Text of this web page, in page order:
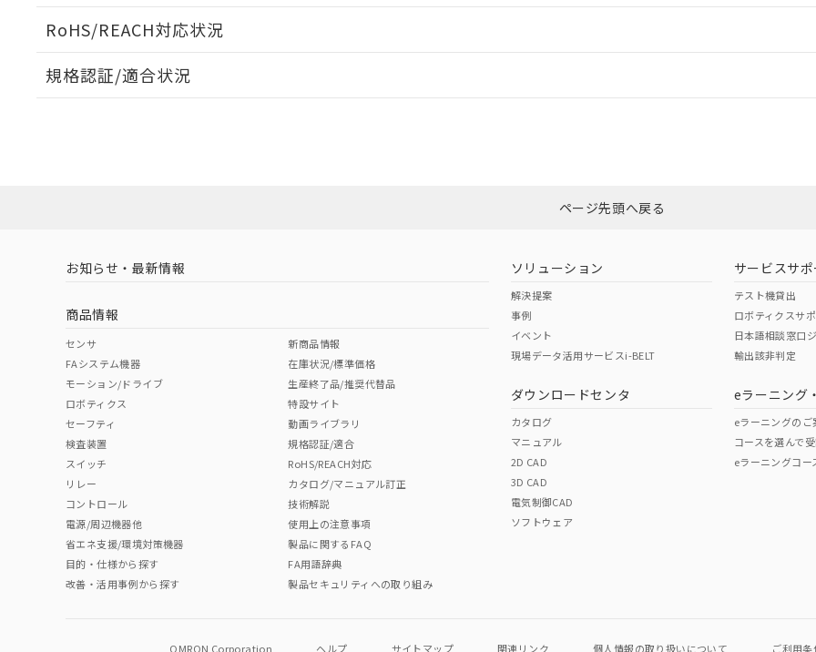
RoHS/REACH対応状況
EU RoHS 注意事項・凡例
ダウンロードはこちら
中国 RoHS 注意事項・凡例
中国 RoHS表
Pb Hg Cr(VI)
"対応済み"や非含有の記載がされた商品であっても、流通在庫等で未対応品が混在する可能性があります。
非含有品が必要な際は、弊社営業部門もしくは販売店へお問い合わせください。
規格認証/適合状況
（イギリス
（ノルウェー
（日本
（アメリカ
この製品の規格認証/適合
その他の認証はこちらのページからご
ページ先頭へ戻る
お知らせ・最新情報
商品情報
センサ
FAシステム機器
モーション/ドライブ
ロボティクス
セーフティ
検査装置
スイッチ
リレー
コントロール
電源/周辺機器他
省エネ支援/環境対策機器
目的・仕様から探す
改善・活用事例から探す
新商品情報
在庫状況/標準価格
生産終了品/推奨代替品
特設サイト
動画ライブラリ
規格認証/適合
RoHS/REACH対応
カタログ/マニュアル訂正
技術解説
使用上の注意事項
製品に関するFAQ
FA用語辞典
製品セキュリティへの取り組み
ソリューション
解決提案
事例
イベント
現場データ活用サービスi-BELT
ダウンロードセンタ
カタログ
マニュアル
2D CAD
3D CAD
電気制御CAD
ソフトウェア
サービスサポ
テスト機貸出
ロボティクスサ
日本語相談窓口
輸出該非判定
eラーニング
eラーニングのご
コースを選んで
eラーニングコー
OMRON Corporation ヘルプ サイトマップ 関連リンク 個人情報の取り扱いについて ご利用条